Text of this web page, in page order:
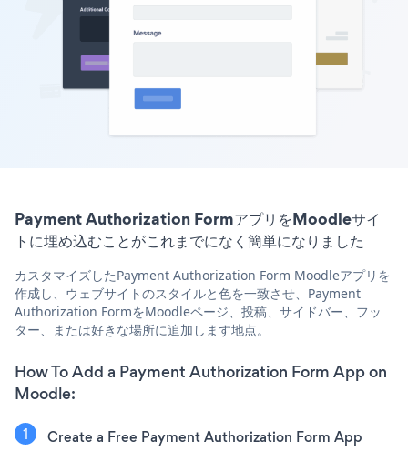
Payment Authorization FormアプリをMoodleサイ
トに埋め込むことがこれまでになく簡単になりました
カスタマイズしたPayment Authorization Form Moodleアプリを
作成し、ウェブサイトのスタイルと色を一致させ、Payment
Authorization FormをMoodleページ、投稿、サイドバー、フッ
ター、または好きな場所に追加します地点。
How To Add a Payment Authorization Form App on
Moodle:
Create a Free Payment Authorization Form App